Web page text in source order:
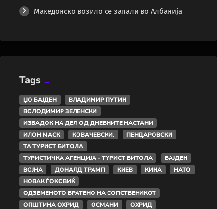
Македонско возило се запали во Албанија
Tags
ЏО БАЈДЕН
ВЛАДИМИР ПУТИН
ВОЛОДИМИР ЗЕЛЕНСКИ
ИЗВАДОК НА ДЕЛ ОД ДНЕВНИТЕ НАСТАНИ
ИЛОН МАСК
КОВАЧЕВСКИ.
ПЕНДАРОВСКИ
ТА ТУРИСТ БИТОЛА
ТУРИСТИЧКА АГЕНЦИЈА - ТУРИСТ БИТОЛА
БАЈДЕН
ВОЈНА
ДОНАЛД ТРАМП КИЕВ КИНА
НАТО
НОВАК ЃОКОВИЌ
ОДЗЕМЕНОТО ВРАТЕНО НА СОПСТВЕНИКОТ
ОПШТИНА ОХРИД
ОСМАНИ
ОХРИД